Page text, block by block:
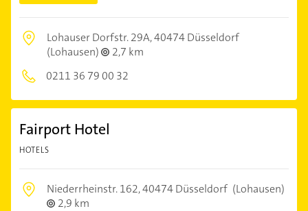
Lohauser Dorfstr. 29A,40474 Düsseldorf
(Lohausen)
2,7 km
0211 36 79 00 32
Fairport Hotel
HOTELS
Niederrheinstr. 162,40474 Düsseldorf (Lohausen)
2,9 km